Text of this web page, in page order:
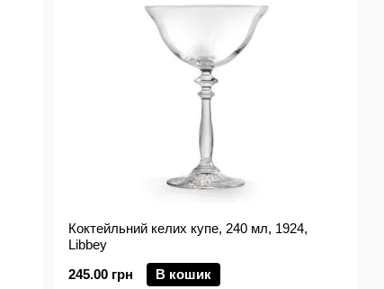
Коктейльний келих купе, 240 мл, 1924,
Libbey
245.00 грн
В кошик